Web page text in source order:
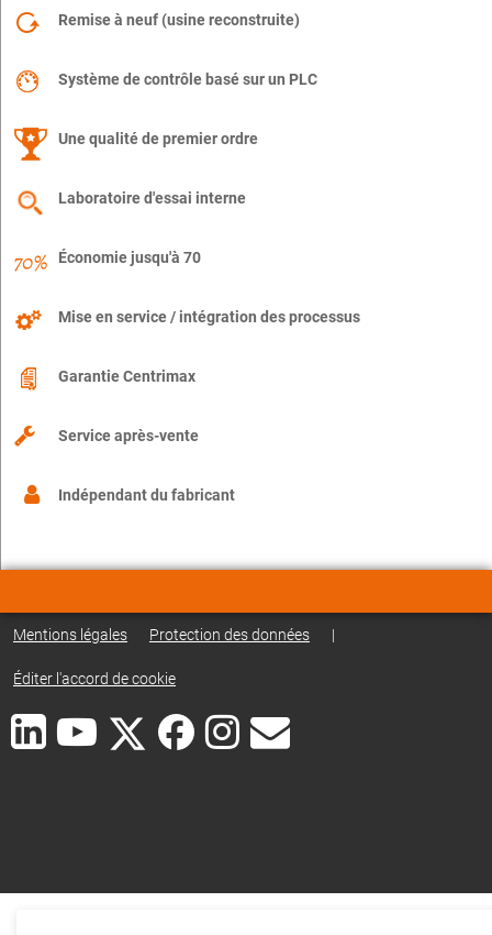
Remise à neuf (usine reconstruite)
Système de contrôle basé sur un PLC
Une qualité de premier ordre
Laboratoire d'essai interne
Économie jusqu'à 70
Mise en service / intégration des processus
Garantie Centrimax
Service après-vente
Indépendant du fabricant
Mentions légales Protection des données |
Éditer l'accord de cookie